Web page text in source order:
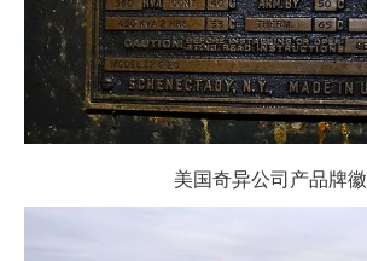
美国奇异公司产品牌徽